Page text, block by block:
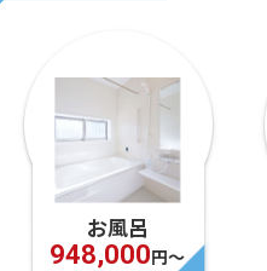
お風呂
948,000円〜